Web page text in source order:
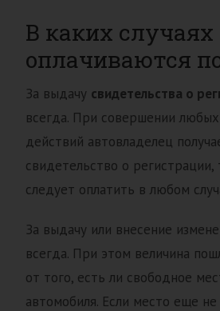
В каких случаях
оплачиваются
За выдачу свидетельства о
всегда. При совершении
действий автовладелец
свидетельство о регистрации,
следует оплатить в любом
За выдачу или внесение
всегда. При этом величина
от того, есть ли свободное
автомобиля. Если место еще не